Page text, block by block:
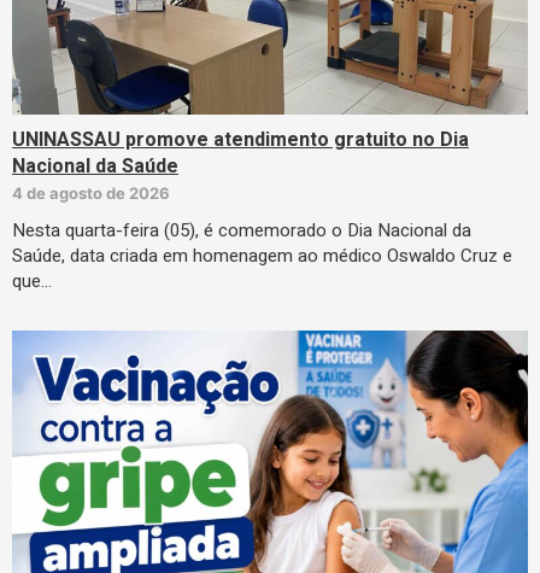
UNINASSAU promove atendimento gratuito no Dia
Nacional da Saúde
4 de agosto de 2026
Nesta quarta-feira (05), é comemorado o Dia Nacional da
Saúde, data criada em homenagem ao médico Oswaldo Cruz e
que…